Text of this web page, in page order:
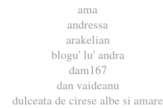
ama
andressa
arakelian
blogu' lu' andra
dam167
dan vaideanu
dulceata de cirese albe si amare